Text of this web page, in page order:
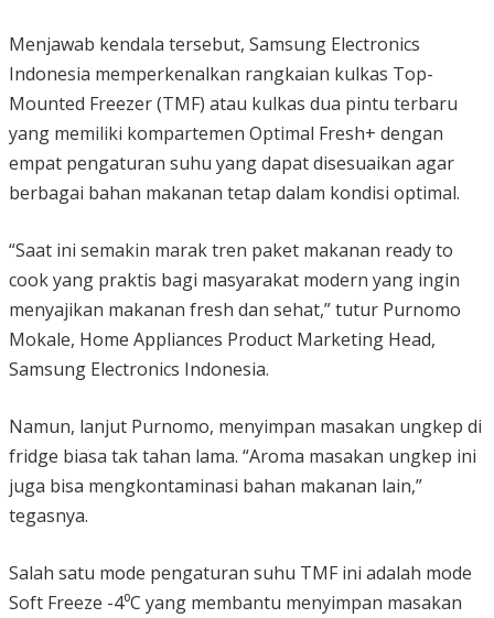
Menjawab kendala tersebut, Samsung Electronics
Indonesia memperkenalkan rangkaian kulkas Top-
Mounted Freezer (TMF) atau kulkas dua pintu terbaru
yang memiliki kompartemen Optimal Fresh+ dengan
empat pengaturan suhu yang dapat disesuaikan agar
berbagai bahan makanan tetap dalam kondisi optimal.
“Saat ini semakin marak tren paket makanan ready to
cook yang praktis bagi masyarakat modern yang ingin
menyajikan makanan fresh dan sehat,” tutur Purnomo
Mokale, Home Appliances Product Marketing Head,
Samsung Electronics Indonesia.
Namun, lanjut Purnomo, menyimpan masakan ungkep di
fridge biasa tak tahan lama. “Aroma masakan ungkep ini
juga bisa mengkontaminasi bahan makanan lain,”
tegasnya.
Salah satu mode pengaturan suhu TMF ini adalah mode
Soft Freeze -4⁰C yang membantu menyimpan masakan